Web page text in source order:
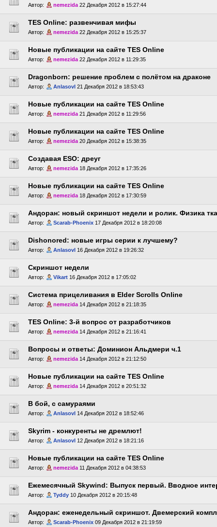
Автор: nemezida 22 Декабря 2012 в 15:27:44
ТES Online: развенчивая мифы
Автор: nemezida 22 Декабря 2012 в 15:25:37
Новые публикации на сайте TES Online
Автор: nemezida 22 Декабря 2012 в 11:29:35
Dragonborn: решение проблем с полётом на драконе
Автор: Anlasovl 21 Декабря 2012 в 18:53:43
Новые публикации на сайте TES Online
Автор: nemezida 21 Декабря 2012 в 11:29:56
Новые публикации на сайте TES Online
Автор: nemezida 20 Декабря 2012 в 15:38:35
Создавая ESO: дреуг
Автор: nemezida 18 Декабря 2012 в 17:35:26
Новые публикации на сайте TES Online
Автор: nemezida 18 Декабря 2012 в 17:30:59
Андоран: новый скриншот недели и ролик. Физика тка
Автор: Scarab-Phoenix 17 Декабря 2012 в 18:20:08
Dishonored: новые игры серии к лучшему?
Автор: Anlasovl 16 Декабря 2012 в 19:26:32
Скриншот недели
Автор: Vikart 16 Декабря 2012 в 17:05:02
Система прицеливания в Elder Scrolls Online
Автор: nemezida 14 Декабря 2012 в 21:18:35
TES Online: 3-й вопрос от разработчиков
Автор: nemezida 14 Декабря 2012 в 21:16:41
Вопросы и ответы: Доминион Альдмери ч.1
Автор: nemezida 14 Декабря 2012 в 21:12:50
Новые публикации на сайте TES Online
Автор: nemezida 14 Декабря 2012 в 20:51:32
В бой, с самураями
Автор: Anlasovl 14 Декабря 2012 в 18:52:46
Skyrim - конкуренты не дремлют!
Автор: Anlasovl 12 Декабря 2012 в 18:21:16
Новые публикации на сайте TES Online
Автор: nemezida 11 Декабря 2012 в 04:38:53
Ежемесячный Skywind: Выпуск первый. Вводное
Автор: Tyddy 10 Декабря 2012 в 20:15:48
Андоран: еженедельный скриншот. Двемерский
Автор: Scarab-Phoenix 09 Декабря 2012 в 21:19:59